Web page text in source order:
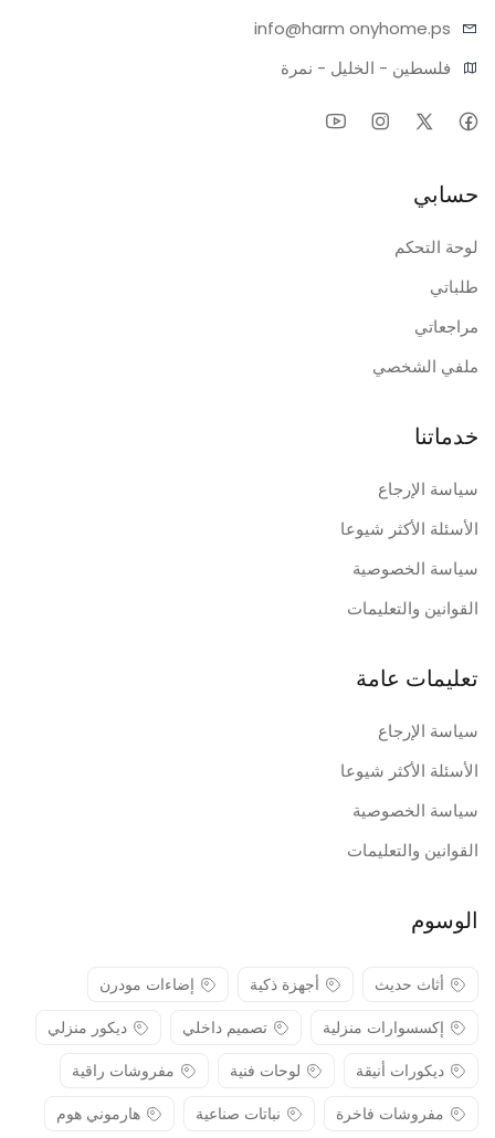
info@harm onyhome.ps
فلسطين - الخليل - نمرة
حسابي
لوحة التحكم
طلباتي
مراجعاتي
ملفي الشخصي
خدماتنا
سياسة الإرجاع
الأسئلة الأكثر شيوعا
سياسة الخصوصية
القوانين والتعليمات
تعليمات عامة
سياسة الإرجاع
الأسئلة الأكثر شيوعا
سياسة الخصوصية
القوانين والتعليمات
الوسوم
أثاث حديث أجهزة ذكية
إضاءات مودرن
إكسسوارات منزلية
تصميم داخلي
ديكور منزلي
ديكورات أنيقة
لوحات فنية
مفروشات راقية
مفروشات فاخرة
نباتات صناعية هارموني هوم